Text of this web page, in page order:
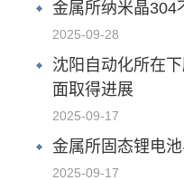
金属所纳米晶304
2025-09-28
沈阳自动化所在
面取得进展
2025-09-17
金属所固态锂电
2025-09-17